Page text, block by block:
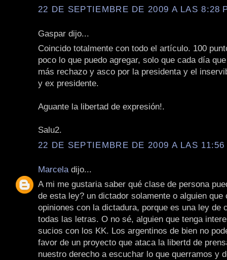
22 DE SEPTIEMBRE DE 2009 A LAS 8:28
Gaspar dijo...
Coincido totalmente con todo el artículo. 100
poco lo que puedo agregar, solo que cada día
más rechazo y asco por la presidenta y el
y ex presidente.
Aguante la libertad de expresión!.
Salu2.
22 DE SEPTIEMBRE DE 2009 A LAS 11:56
Marcela dijo...
A mi me gustaria saber qué clase de persona
de esta ley? un dictador solamente o alguien que
opiniones con la dictadura, porque es una ley de
todas las letras. O no sé, alguien que tenga
sucios con los KK. Los argentinos de bien no
favor de un proyecto que ataca la libertd de
nuestro derecho a escuchar lo que querramos y